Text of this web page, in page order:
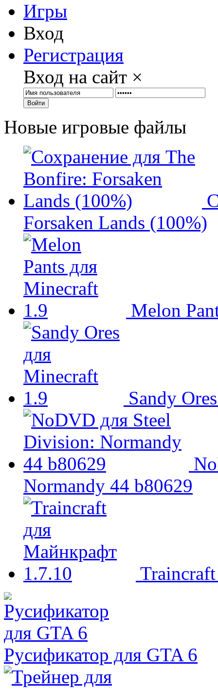
Игры
Вход
Регистрация
Вход на сайт ×
Войти
Новые игровые файлы
Forsaken Lands (100%)
Melon
Sandy
Normandy 44 b80629
Русификатор для GTA 6